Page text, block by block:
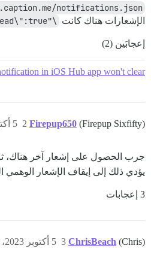
notifications.json
الإشعارات هناك كانت
\"read\":true
إعجابَين (2)
in iOS Hub app won't clear
Firepup650 (Firepup Sixfifty) 5 أكتوبر 2023، 10:49ص 2
جرب الحصول على إشعار آخر هناك،
يؤدي ذلك إلى إيقاف الإشعار الوهمي
3 إعجابات
ChrisBeach (Chris) 5 أكتوبر 2023، 10:52ص 3